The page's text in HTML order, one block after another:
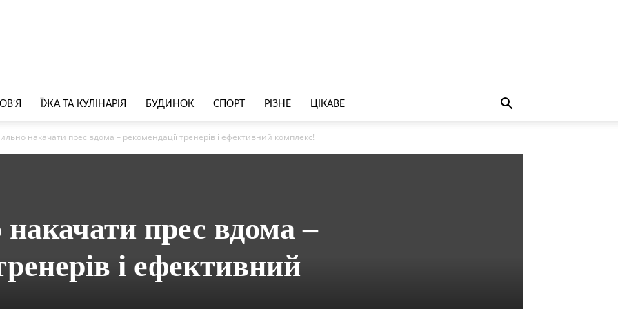
ЇЖА ТА КУЛІНАРІЯ БУДИНОК СПОРТ РІЗНЕ ЦІКАВЕ
накачати прес вдома – рекомендації тренерів і ефективний комплекс!
прес вдома –
і ефективний